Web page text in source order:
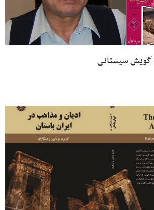
گویش سیستانی